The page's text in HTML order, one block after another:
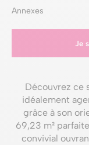
Annexes
Je
Découvrez ce
idéalement
grâce à son
69,23 m²
convivial